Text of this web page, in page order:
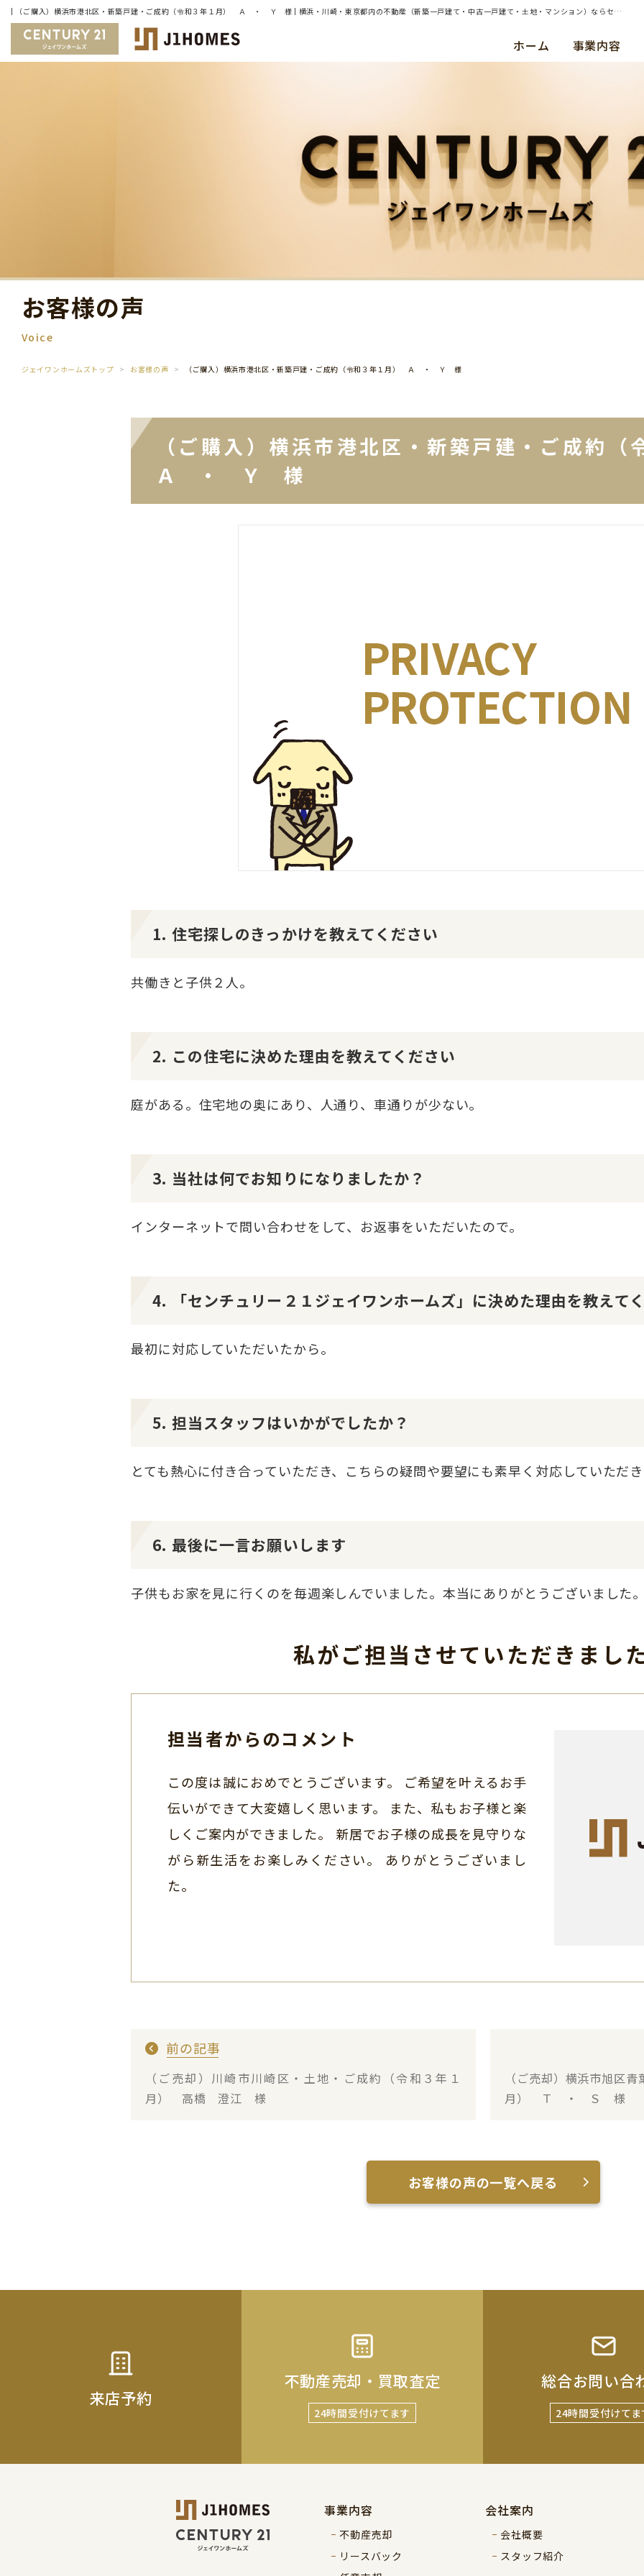
| （ご購入）横浜市港北区・新築戸建・ご成約（令和３年１月） Ａ ・ Ｙ 様 | 横浜・川崎・東京都内の不動産（新築一戸建て・中古一戸建て・土地・マンション）ならセンチュリー21ジェイワンホームズ
ホーム 事業内容
お客様の声
Voice
ジェイワンホームズトップ お客様の声 （ご購入）横浜市港北区・新築戸建・ご成約（令和３年１月） Ａ ・ Ｙ 様
（ご購入）横浜市港北区・新築戸建・ご成約
Ａ ・ Ｙ 様
1. 住宅探しのきっかけを教えてください
共働きと子供２人。
2. この住宅に決めた理由を教えてください
庭がある。住宅地の奥にあり、人通り、車通りが少ない。
3. 当社は何でお知りになりましたか？
インターネットで問い合わせをして、お返事をいただいたので。
4. 「センチュリー２１ジェイワンホームズ」に決めた理由を教えて
最初に対応していただいたから。
5. 担当スタッフはいかがでしたか？
とても熱心に付き合っていただき、こちらの疑問や要望にも素早く対応していただ
6. 最後に一言お願いします
子供もお家を見に行くのを毎週楽しんでいました。本当にありがとうございました
私がご担当させていただきまし
担当者からのコメント
この度は誠におめでとうございます。 ご希望を叶えるお手
伝いができて大変嬉しく思います。 また、私もお子様と楽
しくご案内ができました。 新居でお子様の成長を見守りな
がら新生活をお楽しみください。 ありがとうございまし
た。
前の記事
（ご売却）川崎市川崎区・土地・ご成約（令和３年１
月） 高橋 澄江 様
（ご売却）横浜市旭区
月） Ｔ ・ Ｓ 様
お客様の声の一覧へ戻る
来店予約
不動産売却・買取査定
24時間受付けてます
総合お問い合
24時間受付けてま
事業内容
不動産売却
リースバック
会社案内
会社概要
スタッフ紹介